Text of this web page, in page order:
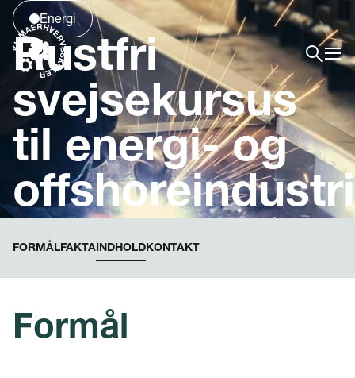
Energi
Rustfri
svejsekursus
til energi- og
FORMÅLFAKTAINDHOLDKONTAKT
Formål